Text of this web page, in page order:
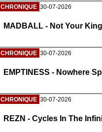
CHRONIQUE 30-07-2026
MADBALL - Not Your
CHRONIQUE 30-07-2026
EMPTINESS - Nowhere
CHRONIQUE 30-07-2026
REZN - Cycles In The